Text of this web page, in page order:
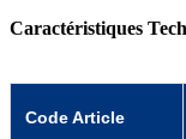
Caractéristiques
Code Article